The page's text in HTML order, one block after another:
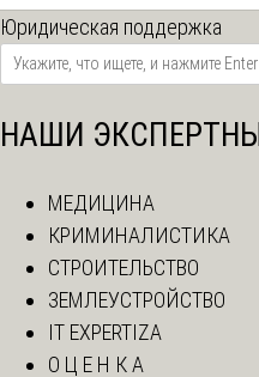
Юридическая поддержка
НАШИ
МЕДИЦИНА
КРИМИНАЛИСТИКА
СТРОИТЕЛЬСТВО
ЗЕМЛЕУСТРОЙСТВО
IT EXPERTIZA
О Ц Е Н К А